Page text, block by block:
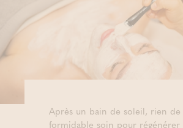
Après un bain de soleil, rien
formidable soin pour régénérer